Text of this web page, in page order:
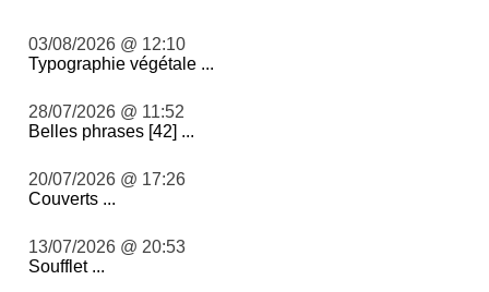
03/08/2026 @ 12:10
Typographie végétale ...
28/07/2026 @ 11:52
Belles phrases [42] ...
20/07/2026 @ 17:26
Couverts ...
13/07/2026 @ 20:53
Soufflet ...